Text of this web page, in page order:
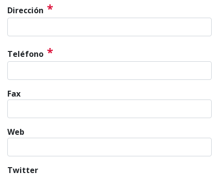
Dirección *
Teléfono *
Fax
Web
Twitter